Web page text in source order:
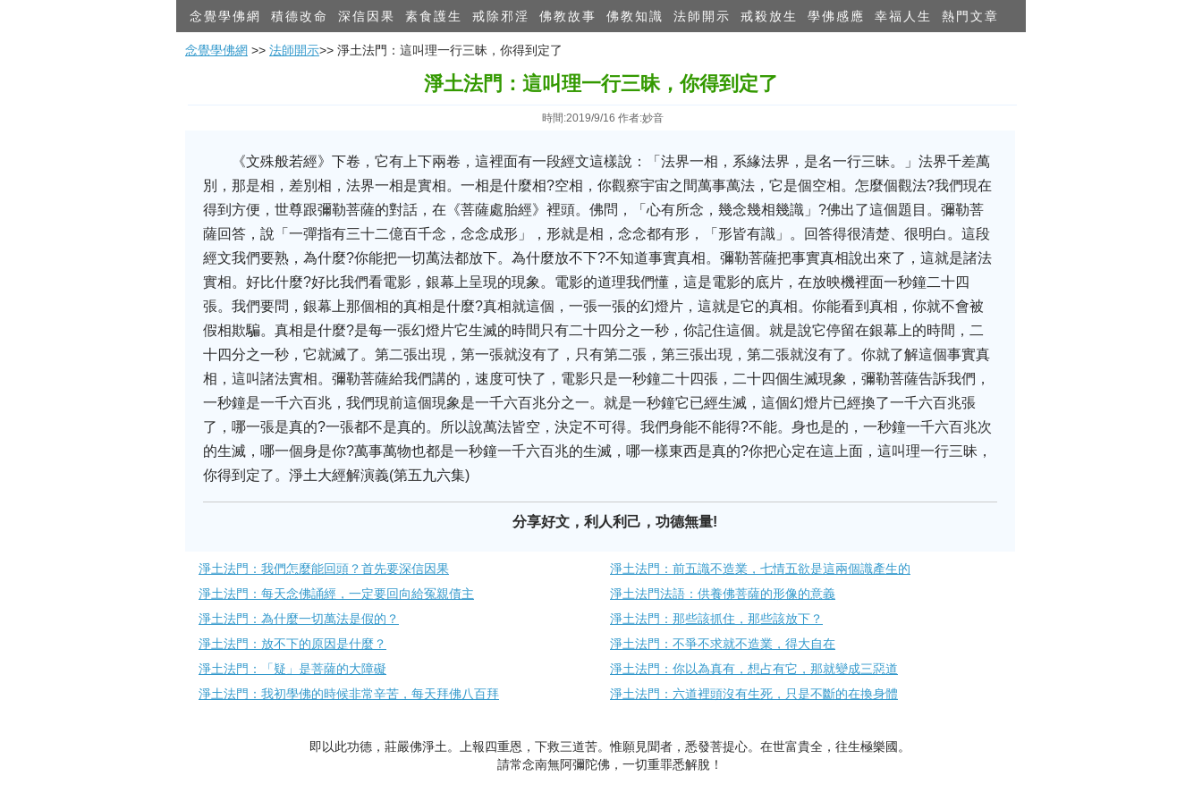
念覺學佛網 積德改命 深信因果 素食護生 戒除邪淫 佛教故事 佛教知識 法師開示 戒殺放生 學佛感應 幸福人生 熱門文章
念覺學佛網 >> 法師開示>> 淨土法門：這叫理一行三昧，你得到定了
淨土法門：這叫理一行三昧，你得到定了
時間:2019/9/16 作者:妙音
《文殊般若經》下卷，它有上下兩卷，這裡面有一段經文這樣說：「法界一相，系緣法界，是名一行三昧。」法界千差萬
別，那是相，差別相，法界一相是實相。一相是什麼相?空相，你觀察宇宙之間萬事萬法，它是個空相。怎麼個觀法?我們現在
得到方便，世尊跟彌勒菩薩的對話，在《菩薩處胎經》裡頭。佛問，「心有所念，幾念幾相幾識」?佛出了這個題目。彌勒菩
薩回答，說「一彈指有三十二億百千念，念念成形」，形就是相，念念都有形，「形皆有識」。回答得很清楚、很明白。這段
經文我們要熟，為什麼?你能把一切萬法都放下。為什麼放不下?不知道事實真相。彌勒菩薩把事實真相說出來了，這就是諸法
實相。好比什麼?好比我們看電影，銀幕上呈現的現象。電影的道理我們懂，這是電影的底片，在放映機裡面一秒鐘二十四
張。我們要問，銀幕上那個相的真相是什麼?真相就這個，一張一張的幻燈片，這就是它的真相。你能看到真相，你就不會被
假相欺騙。真相是什麼?是每一張幻燈片它生滅的時間只有二十四分之一秒，你記住這個。就是說它停留在銀幕上的時間，二
十四分之一秒，它就滅了。第二張出現，第一張就沒有了，只有第二張，第三張出現，第二張就沒有了。你就了解這個事實真
相，這叫諸法實相。彌勒菩薩給我們講的，速度可快了，電影只是一秒鐘二十四張，二十四個生滅現象，彌勒菩薩告訴我們，
一秒鐘是一千六百兆，我們現前這個現象是一千六百兆分之一。就是一秒鐘它已經生滅，這個幻燈片已經換了一千六百兆張
了，哪一張是真的?一張都不是真的。所以說萬法皆空，決定不可得。我們身能不能得?不能。身也是的，一秒鐘一千六百兆次
的生滅，哪一個身是你?萬事萬物也都是一秒鐘一千六百兆的生滅，哪一樣東西是真的?你把心定在這上面，這叫理一行三昧，
你得到定了。淨土大經解演義(第五九六集)
分享好文，利人利己，功德無量!
淨土法門：我們怎麼能回頭？首先要深信因果
淨土法門：前五識不造業，七情五欲是這兩個識產生的
淨土法門：每天念佛誦經，一定要回向給冤親債主
淨土法門法語：供養佛菩薩的形像的意義
淨土法門：為什麼一切萬法是假的？
淨土法門：那些該抓住，那些該放下？
淨土法門：放不下的原因是什麼？
淨土法門：不爭不求就不造業，得大自在
淨土法門：「疑」是菩薩的大障礙
淨土法門：你以為真有，想占有它，那就變成三惡道
淨土法門：我初學佛的時候非常辛苦，每天拜佛八百拜
淨土法門：六道裡頭沒有生死，只是不斷的在換身體
即以此功德，莊嚴佛淨土。上報四重恩，下救三道苦。惟願見聞者，悉發菩提心。在世富貴全，往生極樂國。
請常念南無阿彌陀佛，一切重罪悉解脫！